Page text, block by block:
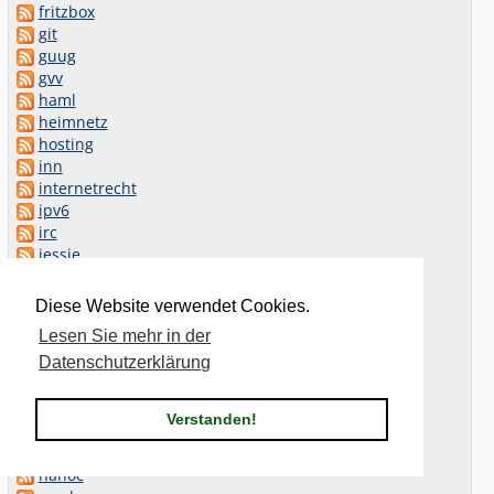
Diese Website verwendet Cookies.
Lesen Sie mehr in der
Datenschutzerklärung
Verstanden!
fritzbox
git
guug
gvv
haml
heimnetz
hosting
inn
internetrecht
ipv6
irc
jessie
Lenny
linux
Mailman
nanoc